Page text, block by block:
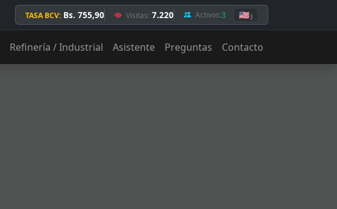
TASA BCV: Bs. 755,90 Visitas: 7.220 Activos:3 🇺🇸3
Refinería / Industrial Asistente Preguntas Contacto